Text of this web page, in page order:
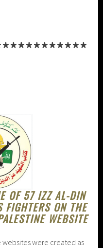
OF 57 IZZ AL-DIN
FIGHTERS ON THE
WEBSITE
websites were created as